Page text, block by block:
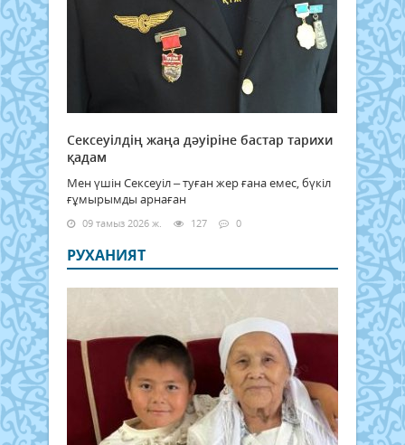
Сексеуілдің жаңа дәуіріне бастар тарихи
қадам
Мен үшін Сексеуіл – туған жер ғана емес, бүкіл
ғұмырымды арнаған
09 тамыз 2026 ж. 127 0
РУХАНИЯТ